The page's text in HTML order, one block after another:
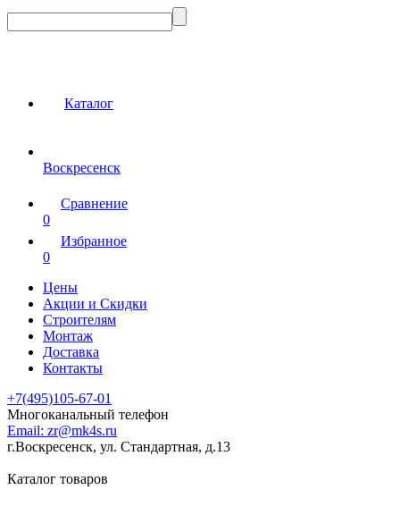
Каталог
Воскресенск
Сравнение
0
Избранное
0
Цены
Акции и Скидки
Строителям
Монтаж
Доставка
Контакты
+7(495)105-67-01
Многоканальный телефон
Email: zr@mk4s.ru
г.Воскресенск, ул. Стандартная, д.13
Каталог товаров